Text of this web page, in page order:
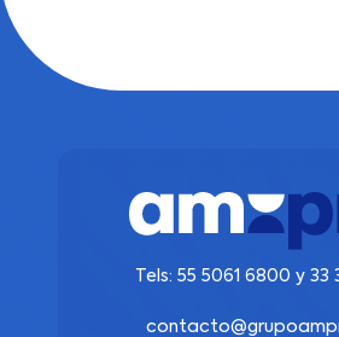
Tels: 55 5061 6800 y 33